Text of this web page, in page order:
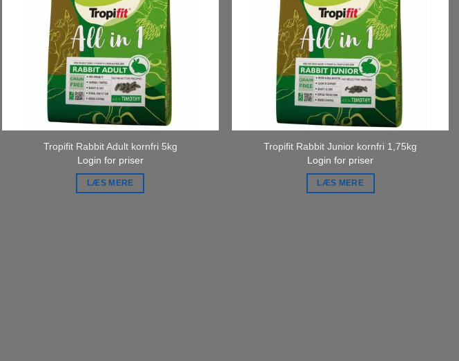
Tropifit Rabbit Adult kornfri 5kg
Login for priser
LÆS MERE
Tropifit Rabbit Junior kornfri 1,75kg
Login for priser
LÆS MERE